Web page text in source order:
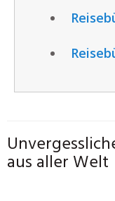
aus aller Welt